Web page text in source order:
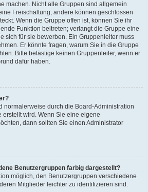
machen. Nicht alle Gruppen sind allgemein
Freischaltung, andere können geschlossen
Wenn die Gruppe offen ist, können Sie ihr
Funktion beitreten; verlangt die Gruppe eine
sich für sie bewerben. Ein Gruppenleiter muss
Er könnte fragen, warum Sie in die Gruppe
Bitte belästige keinen Gruppenleiter, wenn er
dafür haben.
normalerweise durch die Board-Administration
erstellt wird. Wenn Sie eine eigene
dann sollten Sie einen Administrator
Benutzergruppen farbig dargestellt?
möglich, den Benutzergruppen verschiedene
Mitglieder leichter zu identifizieren sind.